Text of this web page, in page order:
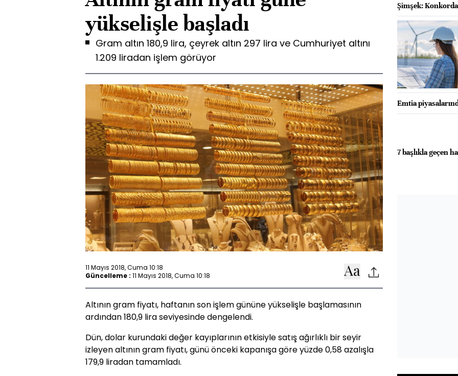
yükselişle başladı
Gram altın 180,9 lira, çeyrek altın 297 lira ve Cumhuriyet altını
1.209 liradan işlem görüyor
11 Mayıs 2018, Cuma 10:18
Güncelleme : 11 Mayıs 2018, Cuma 10:18
Altının gram fiyatı, haftanın son işlem gününe yükselişle başlamasının
ardından 180,9 lira seviyesinde dengelendi.
Dün, dolar kurundaki değer kayıplarının etkisiyle satış ağırlıklı bir seyir
izleyen altının gram fiyatı, günü önceki kapanışa göre yüzde 0,58 azalışla
179,9 liradan tamamladı.
Şimşek:
Emtia
7 başlıkla geçen